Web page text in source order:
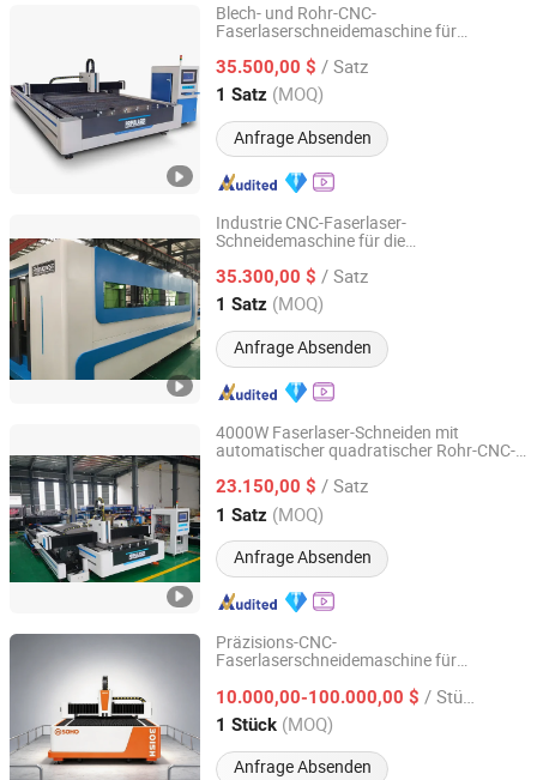
Blech- und Rohr-CNC-
Faserlaserschneidemaschine für
35.500,00 $ / Satz
1 Satz (MOQ)
Anfrage Absenden
Nanjing Prima CNC Machinery Co., Ltd.
Jiangsu, China Seit 2018
Industrie CNC-Faserlaser-
Schneidemaschine für die
geschlossener Kabine und
Wechseltischen
35.300,00 $ / Satz
1 Satz (MOQ)
Anfrage Absenden
Nanjing Prima CNC Machinery Co., Ltd.
Jiangsu, China Seit 2018
4000W Faserlaser-Schneiden mit
automatischer quadratischer Rohr-CNC-
23.150,00 $ / Satz
1 Satz (MOQ)
Anfrage Absenden
Nanjing Prima CNC Machinery Co., Ltd.
Jiangsu, China Seit 2018
Präzisions-CNC-
Faserlaserschneidemaschine für
fortschrittliche industrielle Anwendungen
und vielseitige überlegene
Metallbearbeitung
10.000,00-100.000,00 $ / Stück
1 Stück (MOQ)
Anfrage Absenden
Jiangsu SOHO Innovation & Technology Group Kasin
Industry & Trade Co., Ltd.
Jiangsu, China